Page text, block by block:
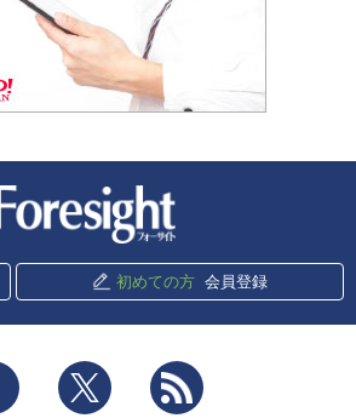
初めての方 会員登録
Facebook Twitter